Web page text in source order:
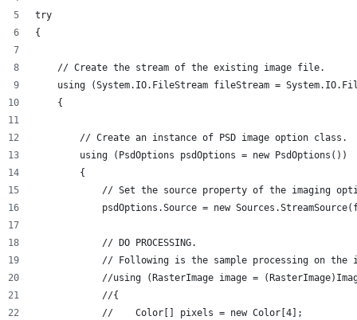
try
{
    // Create the stream of the existing image file.
using (System.IO.FileStream fileStream =
    {
        // Create an instance of PSD image option class.
        using (PsdOptions psdOptions = new PsdOptions())
        {
// Set the source property of the imaging
psdOptions.Source = new
            // DO PROCESSING.
// Following is the sample processing on the
//using (RasterImage image =
            //{
            //    Color[] pixels = new Color[4];